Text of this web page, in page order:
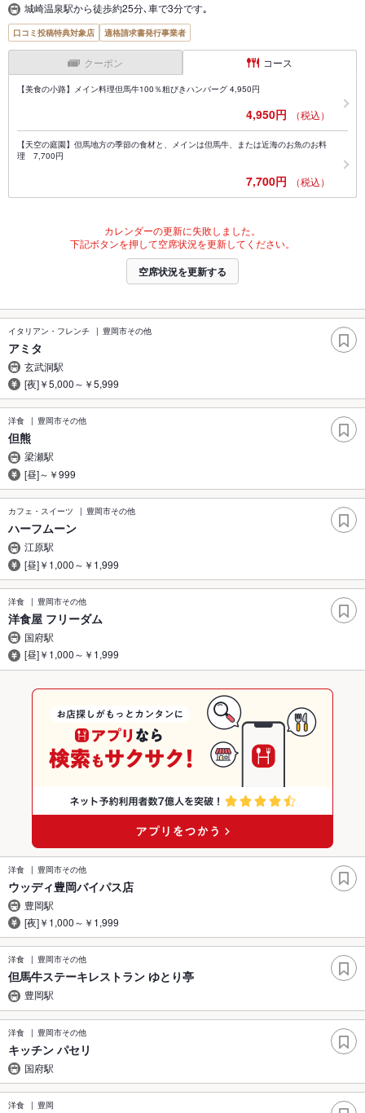
城崎温泉駅から徒歩約25分､車で3分です｡
口コミ投稿特典対象店 適格請求書発行事業者
クーポン コース
【美食の小路】メイン料理但馬牛100％粗びきハンバーグ 4,950円
4,950円 （税込）
【天空の庭園】但馬地方の季節の食材と、メインは但馬牛、または近海のお魚のお料
理 7,700円
7,700円 （税込）
カレンダーの更新に失敗しました。
下記ボタンを押して空席状況を更新してください。
空席状況を更新する
イタリアン・フレンチ 豊岡市その他
アミタ
玄武洞駅
[夜]￥5,000～￥5,999
洋食 豊岡市その他
但熊
梁瀬駅
[昼]～￥999
カフェ・スイーツ 豊岡市その他
ハーフムーン
江原駅
[昼]￥1,000～￥1,999
洋食 豊岡市その他
洋食屋 フリーダム
国府駅
[昼]￥1,000～￥1,999
洋食 豊岡市その他
ウッディ豊岡バイパス店
豊岡駅
[夜]￥1,000～￥1,999
洋食 豊岡市その他
但馬牛ステーキレストラン ゆとり亭
豊岡駅
洋食 豊岡市その他
キッチン パセリ
国府駅
洋食 豊岡